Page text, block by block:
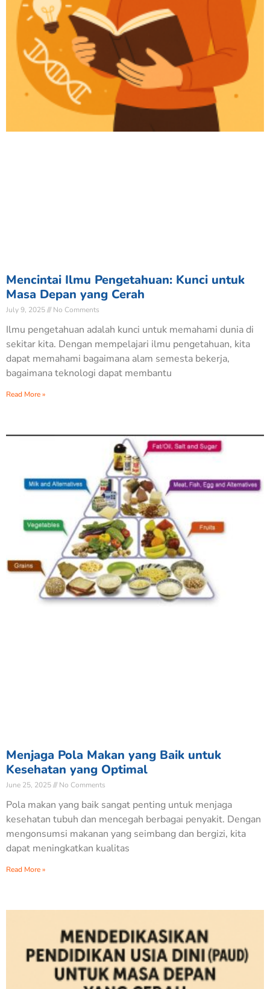
Mencintai Ilmu Pengetahuan: Kunci untuk
Masa Depan yang Cerah
July 9, 2025 No Comments
Ilmu pengetahuan adalah kunci untuk memahami dunia di
sekitar kita. Dengan mempelajari ilmu pengetahuan, kita
dapat memahami bagaimana alam semesta bekerja,
bagaimana teknologi dapat membantu
Read More »
Menjaga Pola Makan yang Baik untuk
Kesehatan yang Optimal
June 25, 2025 No Comments
Pola makan yang baik sangat penting untuk menjaga
kesehatan tubuh dan mencegah berbagai penyakit. Dengan
mengonsumsi makanan yang seimbang dan bergizi, kita
dapat meningkatkan kualitas
Read More »